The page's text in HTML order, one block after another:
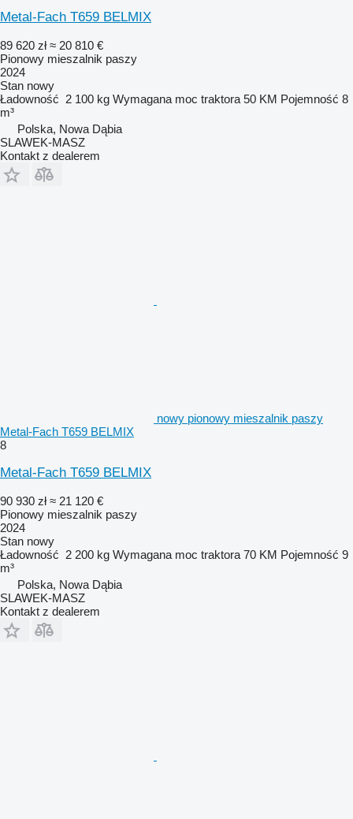
Metal-Fach T659 BELMIX
89 620 zł ≈ 20 810 €
Pionowy mieszalnik paszy
2024
Stan nowy
Ładowność 2 100 kg Wymagana moc traktora 50 KM Pojemność 8
m³
Polska, Nowa Dąbia
SLAWEK-MASZ
Kontakt z dealerem
nowy pionowy mieszalnik paszy
Metal-Fach T659 BELMIX
8
Metal-Fach T659 BELMIX
90 930 zł ≈ 21 120 €
Pionowy mieszalnik paszy
2024
Stan nowy
Ładowność 2 200 kg Wymagana moc traktora 70 KM Pojemność 9
m³
Polska, Nowa Dąbia
SLAWEK-MASZ
Kontakt z dealerem